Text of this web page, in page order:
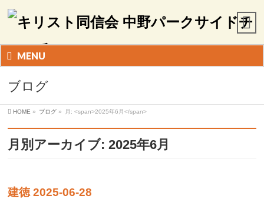
MENU
ブログ
HOME » ブログ » 月: <span>2025年6月</span>
月別アーカイブ: 2025年6月
建徳 2025-06-28